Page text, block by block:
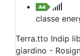
classe
Terra.tto Indip
giardino -